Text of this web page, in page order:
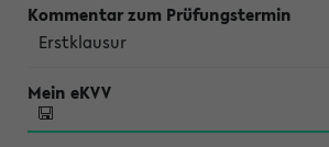
Erstklausur